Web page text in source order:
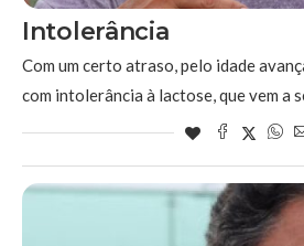
Intolerância
Com um certo atraso, pelo idade
com intolerância à lactose, que vem a